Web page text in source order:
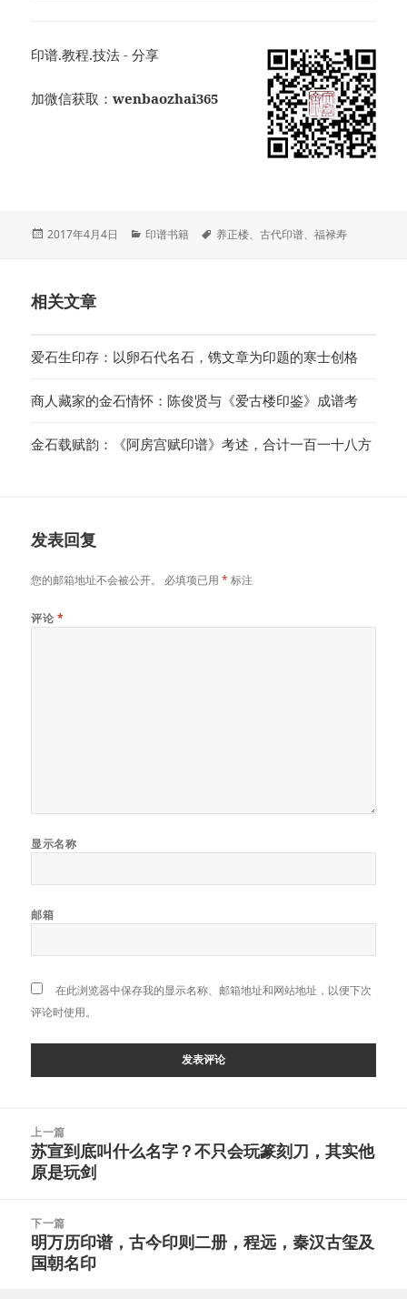
印谱.教程.技法 - 分享
加微信获取：wenbaozhai365
发
2017年4月4日
分
印谱书籍
标
养正楼、古代印谱、福禄寿
相关文章
爱石生印存：以卵石代名石，镌文章为印题的寒士创格
商人藏家的金石情怀：陈俊贤与《爱古楼印鉴》成谱考
金石载赋韵：《阿房宫赋印谱》考述，合计一百一十八方
发表回复
您的邮箱地址不会被公开。 必填项已用* 标注
评论 *
显示名称
邮箱
在此浏览器中保存我的显示名称、邮箱地址和网站地址，以便下次
评论时使用。
上一篇
上
篇
章：
苏宣到底叫什么名字？不只会玩篆刻刀，其实他
原是玩剑
下一篇
下
篇
明万历印谱，古今印则二册，程远，秦汉古玺及
国朝名印